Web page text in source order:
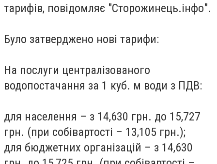
тарифів, повідомляє "Сторожинець.інфо".
Було затверджено нові тарифи:
На послуги централізованого
водопостачання за 1 куб. м води з ПДВ:
для населення – з 14,630 грн. до 15,727
грн. (при собівартості – 13,105 грн.);
для бюджетних організацій – з 14,630